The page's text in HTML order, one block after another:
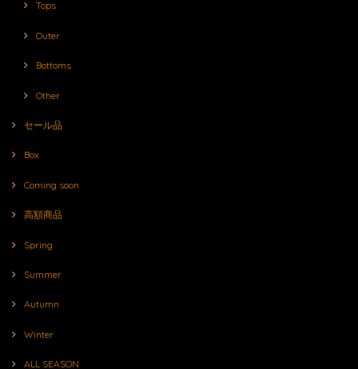
Tops
Outer
Bottoms
Other
セール品
Box
Coming soon
高額商品
Spring
Summer
Autumn
Winter
ALL SEASON